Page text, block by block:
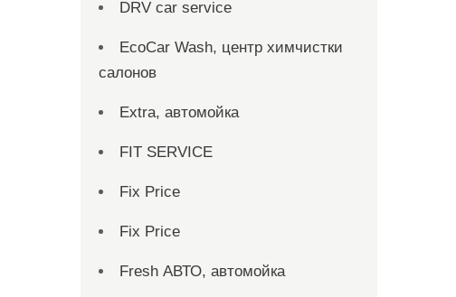
DRV car service
EcoCar Wash, центр химчистки
салонов
Extra, автомойка
FIT SERVICE
Fix Price
Fix Price
Fresh АВТО, автомойка